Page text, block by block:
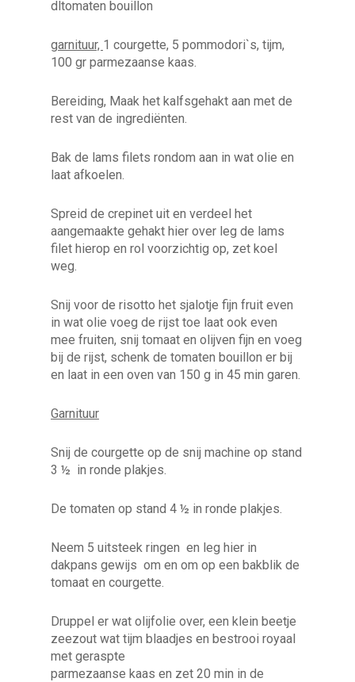
dltomaten bouillon
garnituur, 1 courgette, 5 pommodori`s, tijm,
100 gr parmezaanse kaas.
Bereiding, Maak het kalfsgehakt aan met de
rest van de ingrediënten.
Bak de lams filets rondom aan in wat olie en
laat afkoelen.
Spreid de crepinet uit en verdeel het
aangemaakte gehakt hier over leg de lams
filet hierop en rol voorzichtig op, zet koel
weg.
Snij voor de risotto het sjalotje fijn fruit even
in wat olie voeg de rijst toe laat ook even
mee fruiten, snij tomaat en olijven fijn en voeg
bij de rijst, schenk de tomaten bouillon er bij
en laat in een oven van 150 g in 45 min garen.
Garnituur
Snij de courgette op de snij machine op stand
3 ½ in ronde plakjes.
De tomaten op stand 4 ½ in ronde plakjes.
Neem 5 uitsteek ringen en leg hier in
dakpans gewijs om en om op een bakblik de
tomaat en courgette.
Druppel er wat olijfolie over, een klein beetje
zeezout wat tijm blaadjes en bestrooi royaal
met geraspte
parmezaanse kaas en zet 20 min in de